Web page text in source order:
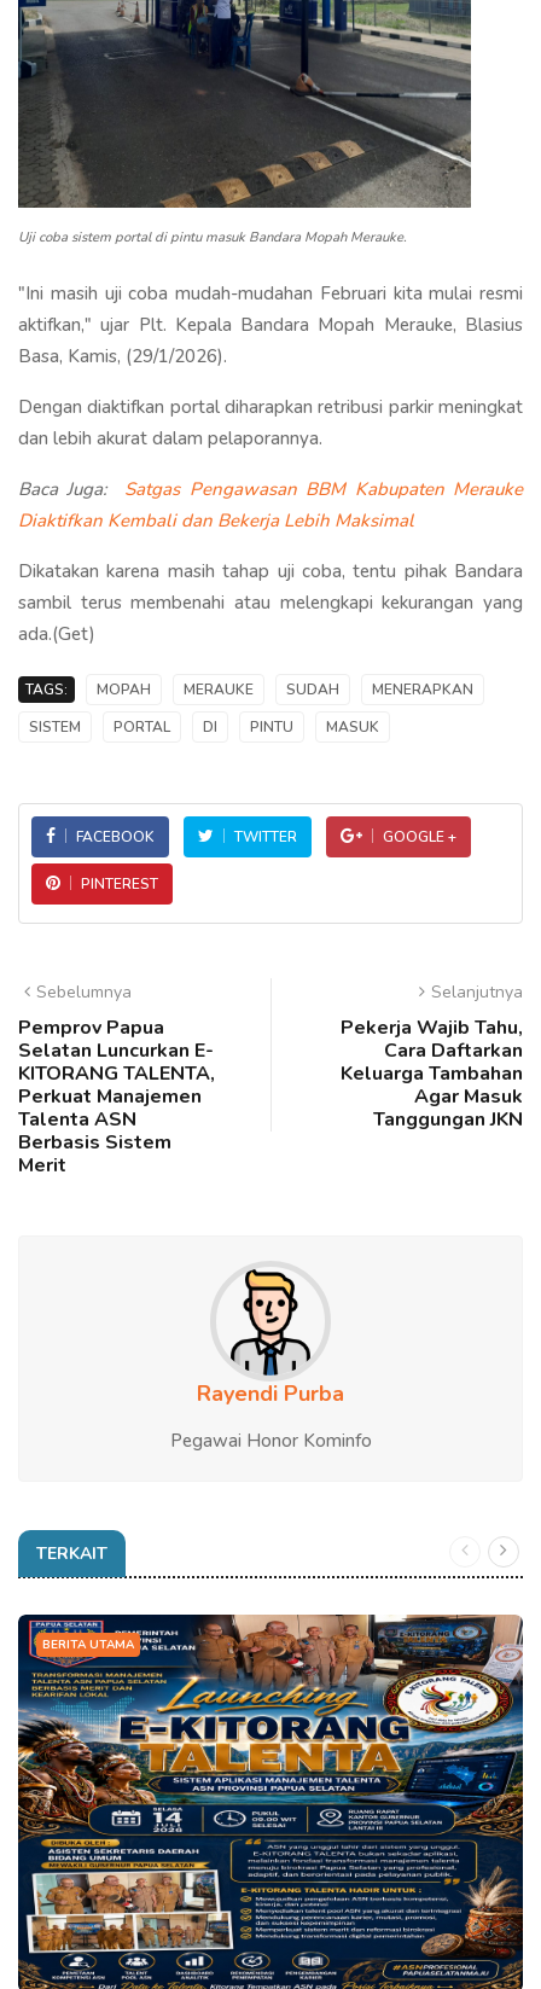
Uji coba sistem portal di pintu masuk Bandara Mopah Merauke.
"Ini masih uji coba mudah-mudahan Februari kita mulai resmi
aktifkan," ujar Plt. Kepala Bandara Mopah Merauke, Blasius
Basa, Kamis, (29/1/2026).
Dengan diaktifkan portal diharapkan retribusi parkir meningkat
dan lebih akurat dalam pelaporannya.
Baca Juga: Satgas Pengawasan BBM Kabupaten Merauke
Diaktifkan Kembali dan Bekerja Lebih Maksimal
Dikatakan karena masih tahap uji coba, tentu pihak Bandara
sambil terus membenahi atau melengkapi kekurangan yang
ada.(Get)
TAGS: MOPAH MERAUKE SUDAH
MENERAPKAN
SISTEM
PORTAL DI PINTU MASUK
FACEBOOK TWITTER GOOGLE +
PINTEREST
Sebelumnya
Pemprov Papua
Selatan Luncurkan E-
KITORANG TALENTA,
Perkuat Manajemen
Talenta ASN
Berbasis Sistem
Merit
Selanjutnya
Pekerja Wajib Tahu,
Cara Daftarkan
Keluarga Tambahan
Agar Masuk
Tanggungan JKN
Rayendi Purba
Pegawai Honor Kominfo
TERKAIT
BERITA UTAMA